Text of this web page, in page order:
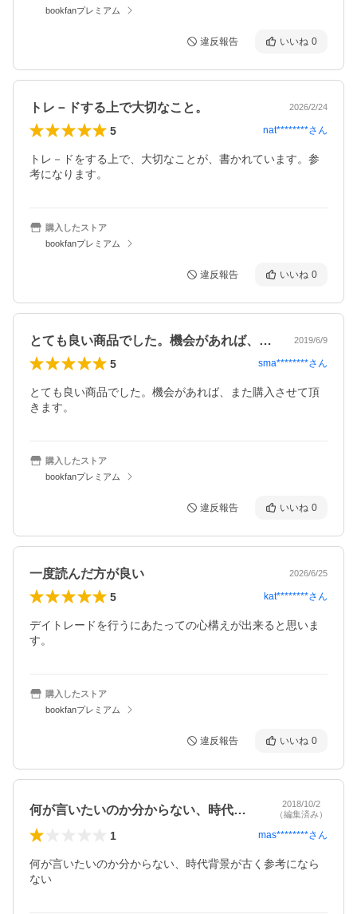
bookfanプレミアム
違反報告 いいね 0
トレ－ドする上で大切なこと。 2026/2/24
5 nat********さん
トレ－ドをする上で、大切なことが、書かれています。参
考になります。
購入したストア
bookfanプレミアム
違反報告 いいね 0
とても良い商品でした。機会があれば、ま… 2019/6/9
5 sma********さん
とても良い商品でした。機会があれば、また購入させて頂
きます。
購入したストア
bookfanプレミアム
違反報告 いいね 0
一度読んだ方が良い 2026/6/25
5 kat********さん
デイトレードを行うにあたっての心構えが出来ると思いま
す。
購入したストア
bookfanプレミアム
違反報告 いいね 0
何が言いたいのか分からない、時代背景が…
2018/10/2
（編集済み）
1 mas********さん
何が言いたいのか分からない、時代背景が古く参考になら
ない